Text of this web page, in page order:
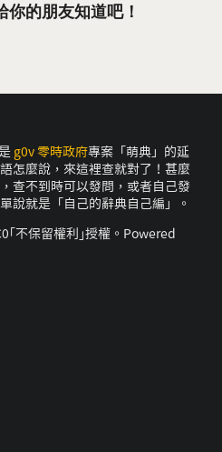
你的朋友知道吧！
g0v 零時政府專案「萌典」的延
怎麼說，來這裡查就對了！甚麼
查不到時可以發問，或者自己發
說就是「自己的辭典自己編」。
｢不保留權利｣授權。Powered